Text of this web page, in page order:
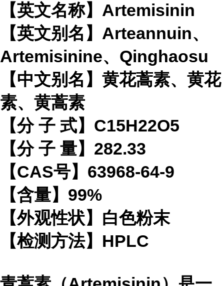
【英文名称】Artemisinin
【英文别名】Arteannuin、
Artemisinine、Qinghaosu
【中文别名】黄花蒿素、黄花
素、黄蒿素
【分 子 式】C15H22O5
【分 子 量】282.33
【CAS号】63968-64-9
【含量】99%
【外观性状】白色粉末
【检测方法】HPLC